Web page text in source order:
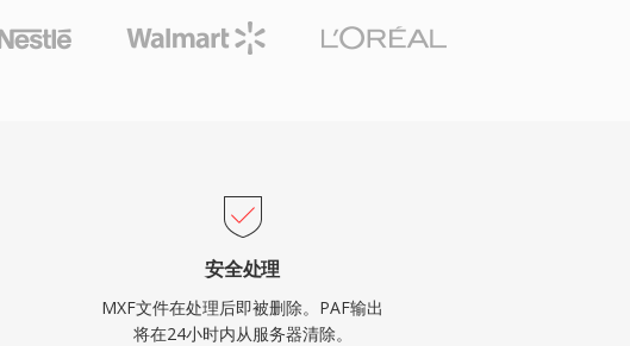
安全处理
MXF文件在处理后即被删除。PAF输出
将在24小时内从服务器清除。